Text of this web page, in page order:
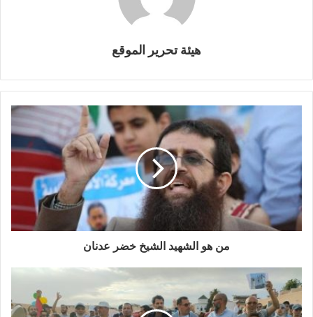
هيئة تحرير الموقع
من هو الشهيد الشيخ خضر عدنان